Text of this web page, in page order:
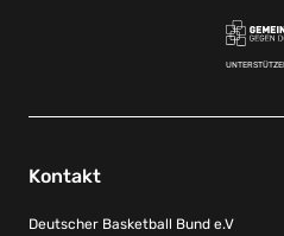
Kontakt
Deutscher Basketball Bund e.V